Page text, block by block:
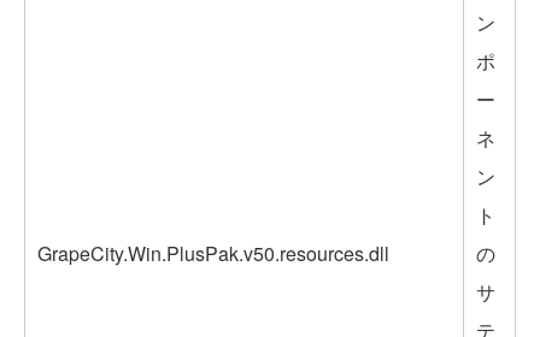
GrapeCity.Win.PlusPak.v50.resources.dll
ン
ポ
ー
ネ
ン
ト
の
サ
テ